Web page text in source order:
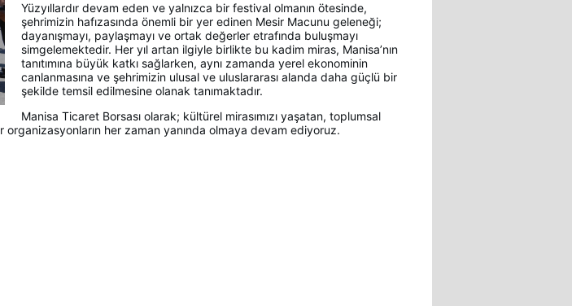
Yüzyıllardır devam eden ve yalnızca bir festival olmanın ötesinde,
şehrimizin hafızasında önemli bir yer edinen Mesir Macunu geleneği;
dayanışmayı, paylaşmayı ve ortak değerler etrafında buluşmayı
simgelemektedir. Her yıl artan ilgiyle birlikte bu kadim miras, Manisa’nın
tanıtımına büyük katkı sağlarken, aynı zamanda yerel ekonominin
canlanmasına ve şehrimizin ulusal ve uluslararası alanda daha güçlü bir
şekilde temsil edilmesine olanak tanımaktadır.
Manisa Ticaret Borsası olarak; kültürel mirasımızı yaşatan, toplumsal
her zaman yanında olmaya devam ediyoruz.